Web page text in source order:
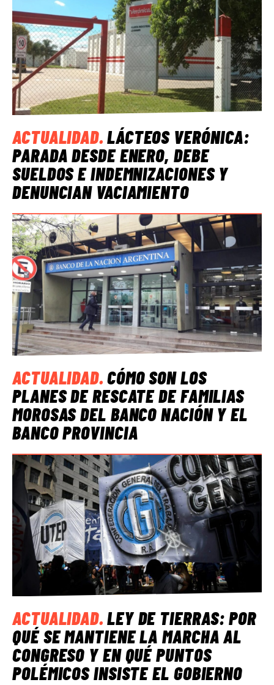
ACTUALIDAD.LÁCTEOS VERÓNICA:
PARADA DESDE ENERO, DEBE
SUELDOS E INDEMNIZACIONES Y
DENUNCIAN VACIAMIENTO
ACTUALIDAD.CÓMO SON LOS
PLANES DE RESCATE DE FAMILIAS
MOROSAS DEL BANCO NACIÓN Y EL
BANCO PROVINCIA
ACTUALIDAD.LEY DE TIERRAS: POR
QUÉ SE MANTIENE LA MARCHA AL
CONGRESO Y EN QUÉ PUNTOS
POLÉMICOS INSISTE EL GOBIERNO